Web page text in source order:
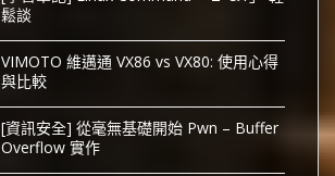
鬆談
VIMOTO 維邁通 VX86 vs VX80: 使用心得
與比較
[資訊安全] 從毫無基礎開始 Pwn – Buffer
Overflow 實作